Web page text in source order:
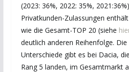
(2023: 36%, 2022: 35%,
Privatkunden-Zulassungen
wie die Gesamt-TOP 20 (siehe
deutlich anderen Reihenfolge.
Unterschiede gibt es bei Dacia,
Rang 5 landen, im Gesamtmarkt